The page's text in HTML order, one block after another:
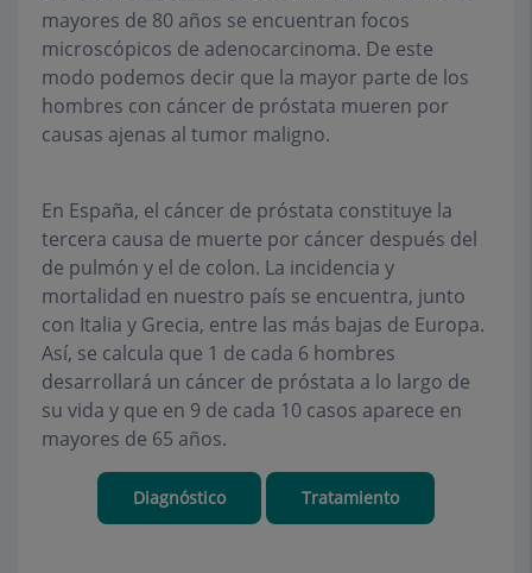
mayores de 80 años se encuentran focos
microscópicos de adenocarcinoma. De este
modo podemos decir que la mayor parte de los
hombres con cáncer de próstata mueren por
causas ajenas al tumor maligno.
En España, el cáncer de próstata constituye la
tercera causa de muerte por cáncer después del
de pulmón y el de colon. La incidencia y
mortalidad en nuestro país se encuentra, junto
con Italia y Grecia, entre las más bajas de Europa.
Así, se calcula que 1 de cada 6 hombres
desarrollará un cáncer de próstata a lo largo de
su vida y que en 9 de cada 10 casos aparece en
mayores de 65 años.
Diagnóstico Tratamiento